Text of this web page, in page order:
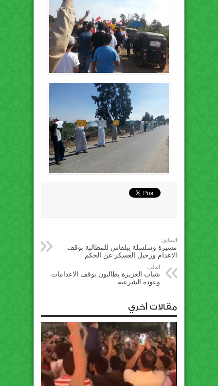
السابق:
مسيرة وسلسلة ببلقاس للمطالبة بوقف
الاعدام ورحيل العسكر عن الحكم
التالي:
شباب العزيزة يطالبون بوقف الاعدامات
وعودة الشرعية
مقالات أخري